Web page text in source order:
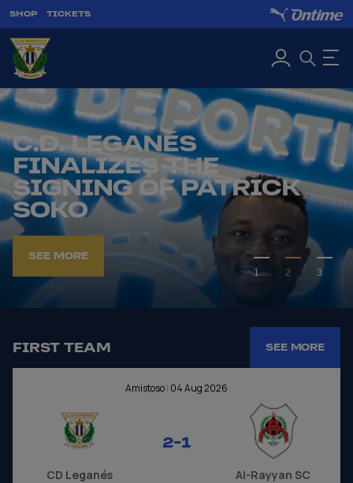
SHOP TICKETS
C.D. LEGANÉS
FINALIZES THE
SIGNING OF PATRICK
SOKO
SEE MORE
1 2 3
FIRST TEAM SEE MORE
Amistoso| 04 Aug 2026
CD Leganés
2-1
Al-Rayyan SC